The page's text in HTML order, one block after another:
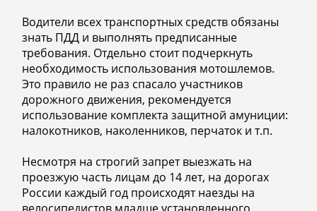
Водители всех транспортных средств обязаны
знать ПДД и выполнять предписанные
требования. Отдельно стоит подчеркнуть
необходимость использования мотошлемов.
Это правило не раз спасало участников
дорожного движения, рекомендуется
использование комплекта защитной амуниции:
налокотников, наколенников, перчаток и т.п.
Несмотря на строгий запрет выезжать на
проезжую часть лицам до 14 лет, на дорогах
России каждый год происходят наезды на